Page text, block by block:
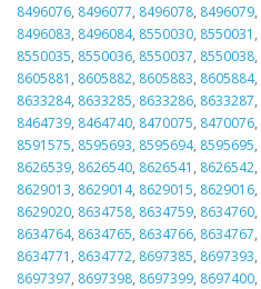
8496076, 8496077, 8496078, 8496079,
8496083, 8496084, 8550030, 8550031 ,
8550035, 8550036, 8550037, 8550038,
8605881 , 8605882, 8605883, 8605884,
8633284, 8633285, 8633286, 8633287,
8464739, 8464740, 8470075, 8470076,
8591575, 8595693, 8595694, 8595695,
8626539, 8626540, 8626541 , 8626542,
8629013, 8629014, 8629015, 8629016,
8629020, 8634758, 8634759, 8634760,
8634764, 8634765, 8634766, 8634767,
8634771 , 8634772, 8697385, 8697393,
8697397, 8697398, 8697399, 8697400,